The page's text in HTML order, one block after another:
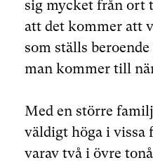
sig mycket från ort
att det kommer att
som ställs
man kommer till
Med en större
väldigt höga i vissa
varav två i övre